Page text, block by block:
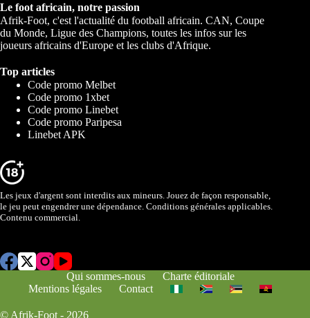
Le foot africain, notre passion
Afrik-Foot, c'est l'actualité du football africain. CAN, Coupe
du Monde, Ligue des Champions, toutes les infos sur les
joueurs africains d'Europe et les clubs d'Afrique.
Top articles
Code promo Melbet
Code promo 1xbet
Code promo Linebet
Code promo Paripesa
Linebet APK
Les jeux d'argent sont interdits aux mineurs. Jouez de façon responsable,
le jeu peut engendrer une dépendance. Conditions générales applicables.
Contenu commercial.
Qui sommes-nous
Charte éditoriale
Mentions légales
Contact
© Afrik-Foot - 2026